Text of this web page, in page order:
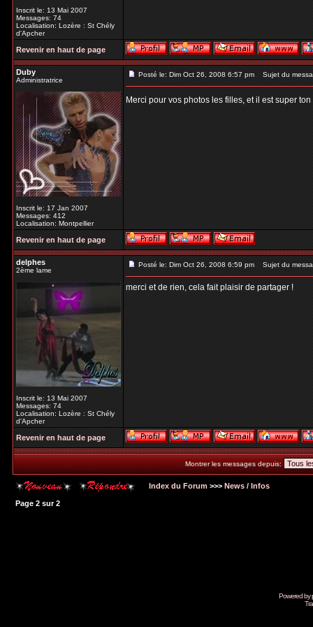
Inscrit le: 13 Mai 2007
Messages: 74
Localisation: Lozère : St Chély
d'Apcher
Revenir en haut de page
Duby
Administratrice
Inscrit le: 17 Jan 2007
Messages: 412
Localisation: Montpellier
Posté le: Dim Oct 26, 2008 6:57 pm Sujet du
Merci pour vos photos les filles, et il est super
Revenir en haut de page
delphes
2ème lame
Inscrit le: 13 Mai 2007
Messages: 74
Localisation: Lozère : St Chély
d'Apcher
Posté le: Dim Oct 26, 2008 6:59 pm Sujet du
merci et de rien, cela fait plaisir de partager !
Revenir en haut de page
Montrer les messages depuis:
Index du Forum >>> News / Infos
Page 2 sur2
Powered by